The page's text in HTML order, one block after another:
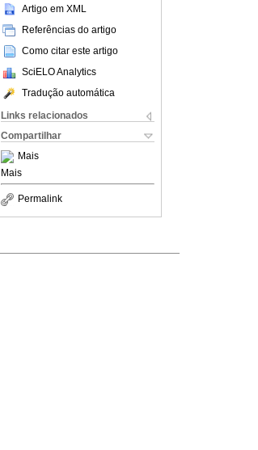
Artigo em XML
Referências do artigo
Como citar este artigo
SciELO Analytics
Tradução automática
Links relacionados
Compartilhar
Mais
Mais
Permalink